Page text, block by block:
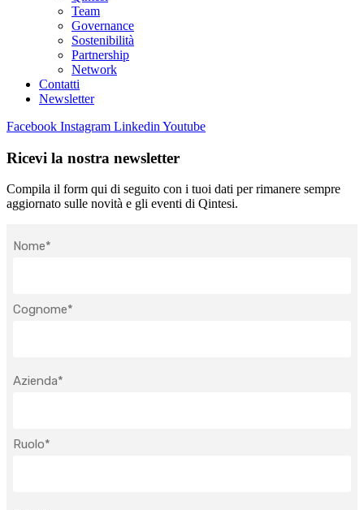
Team
Governance
Sostenibilità
Partnership
Network
Contatti
Newsletter
Facebook Instagram Linkedin Youtube
Ricevi la nostra newsletter
Compila il form qui di seguito con i tuoi dati per rimanere sempre
aggiornato sulle novità e gli eventi di Qintesi.